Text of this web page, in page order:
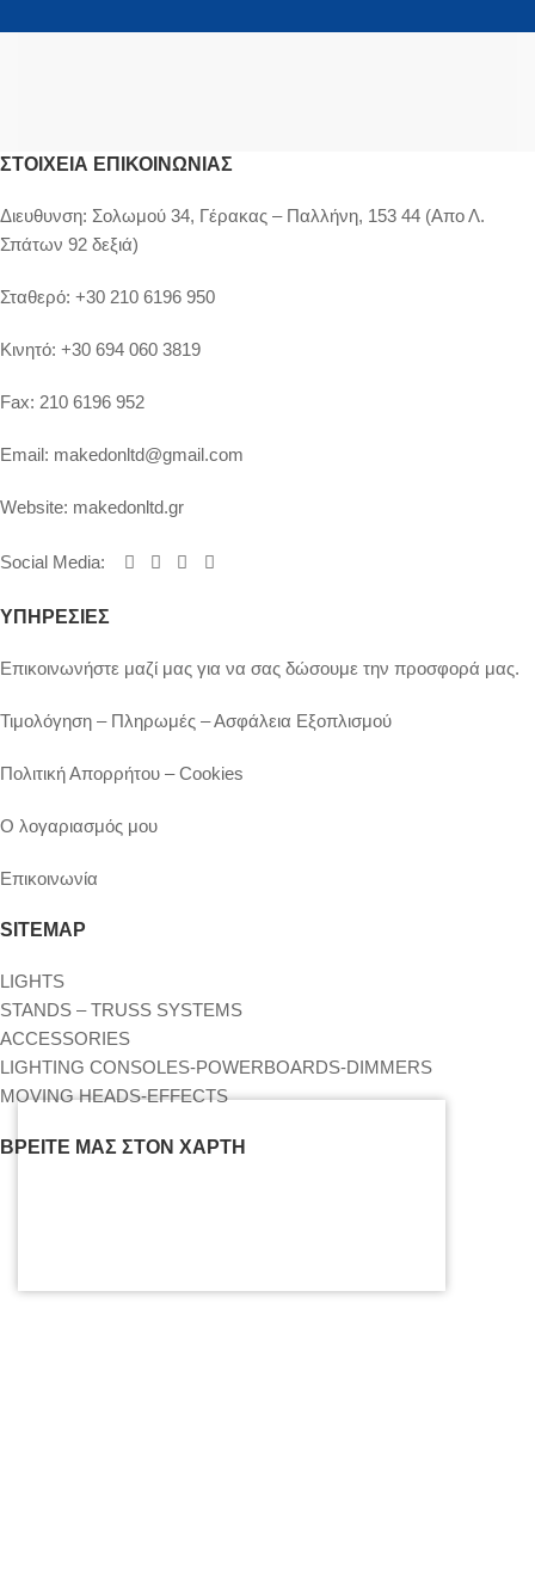
ΣΤΟΙΧΕΊΑ ΕΠΙΚΟΙΝΩΝΊΑΣ
Διευθυνση: Σολωμού 34, Γέρακας – Παλλήνη, 153 44 (Απο Λ.
Σπάτων 92 δεξιά)
Σταθερό: +30 210 6196 950
Κινητό: +30 694 060 3819
Fax: 210 6196 952
Email: makedonltd@gmail.com
Website: makedonltd.gr
Social Media:
ΥΠΗΡΕΣΙΕΣ
Επικοινωνήστε μαζί μας για να σας δώσουμε την προσφορά μας.
Τιμολόγηση – Πληρωμές – Ασφάλεια Εξοπλισμού
Πολιτική Απορρήτου – Cookies
Ο λογαριασμός μου
Επικοινωνία
SITEMAP
LIGHTS
STANDS – TRUSS SYSTEMS
ACCESSORIES
LIGHTING CONSOLES-POWERBOARDS-DIMMERS
MOVING HEADS-EFFECTS
ΒΡΕΊΤΕ ΜΑΣ ΣΤΟΝ ΧΆΡΤΗ